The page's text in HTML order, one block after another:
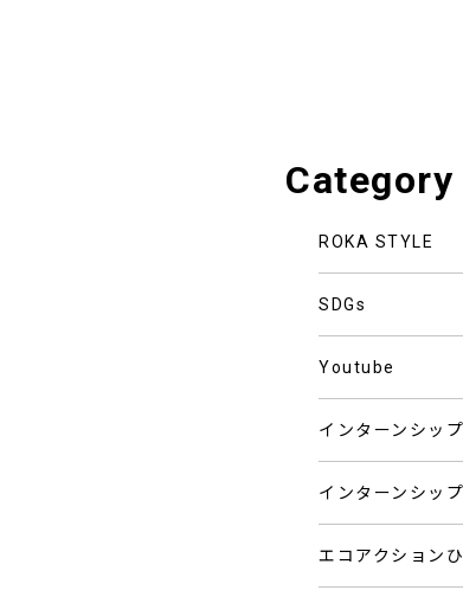
Category
ROKA STYLE
SDGs
Youtube
インターンシップ
インターンシップ
エコアクション